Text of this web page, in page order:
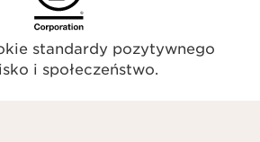
standardy pozytywnego
i społeczeństwo.​